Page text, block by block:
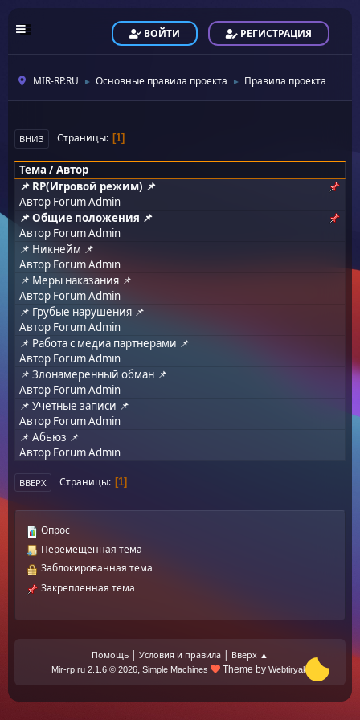
ВОЙТИ РЕГИСТРАЦИЯ
MIR-RP.RU ► Основные правила проекта ► Правила проекта
ВНИЗ Страницы 1
Тема /Автор
📌 RP(Игровой режим) 📌
Автор Forum Admin
📌 Общие положения 📌
Автор Forum Admin
📌 Никнейм 📌
Автор Forum Admin
📌 Меры наказания 📌
Автор Forum Admin
📌 Грубые нарушения 📌
Автор Forum Admin
📌 Работа с медиа партнерами 📌
Автор Forum Admin
📌 Злонамеренный обман 📌
Автор Forum Admin
📌 Учетные записи 📌
Автор Forum Admin
📌 Абьюз 📌
Автор Forum Admin
ВВЕРХ Страницы 1
Опрос
Перемещенная тема
Заблокированная тема
Закрепленная тема
Помощь | Условия и правила | Вверх ▲
Mir-rp.ru 2.1.6 © 2026, Simple Machines Theme by Webtiryaki